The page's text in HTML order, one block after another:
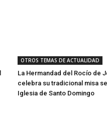
OTROS TEMAS DE ACTUALIDAD
La Hermandad del Rocío de
celebra su tradicional misa
Iglesia de Santo Domingo